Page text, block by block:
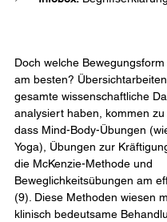
Doch welche
am besten?
gesamte wissenschaftliche
analysiert haben, kommen zu
dass Mind-Body-Übungen
Yoga), Übungen zur
die McKenzie-Methode und
Beweglichkeitsübungen am
(9). Diese Methoden wiesen
klinisch bedeutsame